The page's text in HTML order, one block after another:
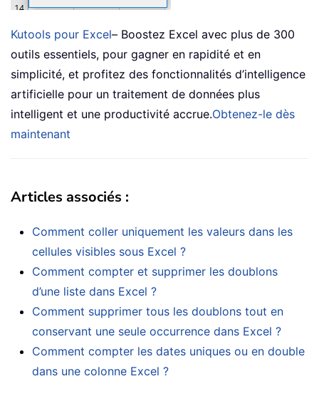
Kutools pour Excel– Boostez Excel avec plus de 300
outils essentiels, pour gagner en rapidité et en
simplicité, et profitez des fonctionnalités d’intelligence
artificielle pour un traitement de données plus
intelligent et une productivité accrue.Obtenez-le dès
maintenant
Articles associés :
Comment coller uniquement les valeurs dans les
cellules visibles sous Excel ?
Comment compter et supprimer les doublons
d’une liste dans Excel ?
Comment supprimer tous les doublons tout en
conservant une seule occurrence dans Excel ?
Comment compter les dates uniques ou en double
dans une colonne Excel ?